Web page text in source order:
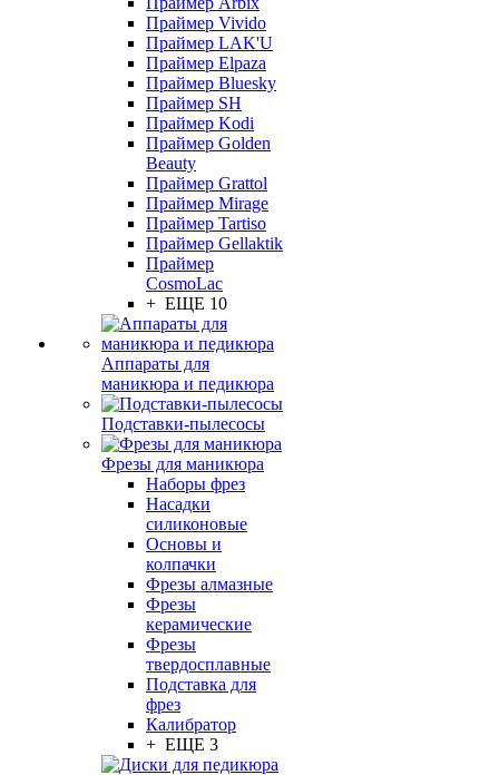
Праймер Vivido
Праймер LAK'U
Праймер Elpaza
Праймер Bluesky
Праймер SH
Праймер Kodi
Праймер Golden
Beauty
Праймер Grattol
Праймер Mirage
Праймер Tartiso
Праймер Gellaktik
Праймер
CosmoLac
+ ЕЩЕ 10
Аппараты для
маникюра и педикюра
Подставки-пылесосы
Фрезы для маникюра
Наборы фрез
Насадки
силиконовые
Основы и
колпачки
Фрезы алмазные
Фрезы
керамические
Фрезы
твердосплавные
Подставка для
фрез
Калибратор
+ ЕЩЕ 3